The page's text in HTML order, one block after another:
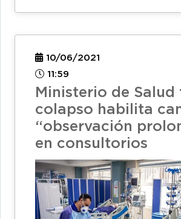
10/06/2021
11:59
Ministerio de Salud
colapso habilita
“observación
en consultorios